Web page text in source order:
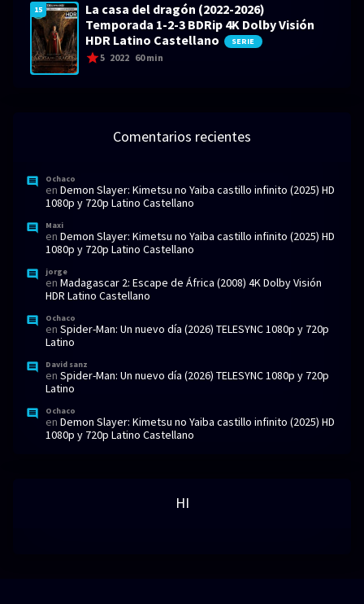
15
La casa del dragón (2022-2026)
Temporada 1-2-3 BDRip 4K Dolby Visión
HDR Latino Castellano
SERIE
5 2022 60 min
Comentarios recientes
Ochaco
en Demon Slayer: Kimetsu no Yaiba castillo infinito (2025) HD
1080p y 720p Latino Castellano
Maxi
en Demon Slayer: Kimetsu no Yaiba castillo infinito (2025) HD
1080p y 720p Latino Castellano
jorge
en Madagascar 2: Escape de África (2008) 4K Dolby Visión
HDR Latino Castellano
Ochaco
en Spider-Man: Un nuevo día (2026) TELESYNC 1080p y 720p
Latino
David sanz
en Spider-Man: Un nuevo día (2026) TELESYNC 1080p y 720p
Latino
Ochaco
en Demon Slayer: Kimetsu no Yaiba castillo infinito (2025) HD
1080p y 720p Latino Castellano
HI